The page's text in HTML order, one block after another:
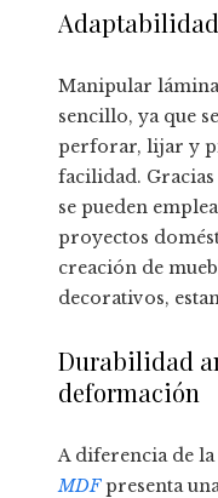
Adaptabilidad
Manipular
sencillo, ya que
perforar, lijar y
facilidad.
se pueden
proyectos
creación de
decorativos,
Durabilidad
deformación
A diferencia de
MDFpresenta